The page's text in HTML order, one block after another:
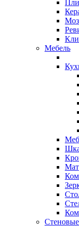
Мебель